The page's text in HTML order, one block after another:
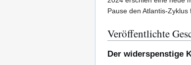
Pause den Atlantis-Zyklus
Veröffentlichte
Der widerspenstige